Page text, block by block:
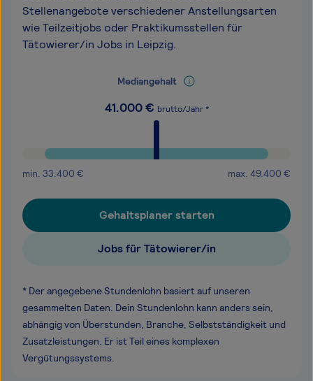
Stellenangebote verschiedener Anstellungsarten
wie Teilzeitjobs oder Praktikumsstellen für
Tätowierer/in Jobs in Leipzig.
Mediangehalt
41.000€ brutto/Jahr *
min. 33.400 € max. 49.400 €
Gehaltsplaner starten
Jobs für Tätowierer/in
* Der angegebene Stundenlohn basiert auf unseren
gesammelten Daten. Dein Stundenlohn kann anders sein,
abhängig von Überstunden, Branche, Selbstständigkeit und
Zusatzleistungen. Er ist Teil eines komplexen
Vergütungssystems.